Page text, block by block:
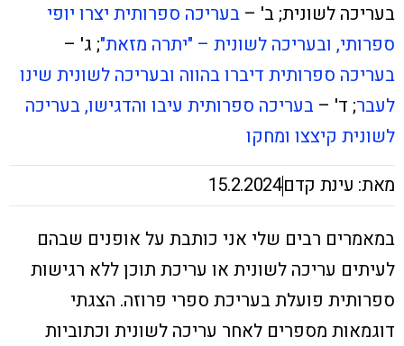
בעריכה לשונית; ב' – בעריכה ספרותית יצרו יופי
ספרותי, ובעריכה לשונית – "יתרה מזאת"; ג' –
בעריכה ספרותית דיברו בהווה ובעריכה לשונית שינו
לעבר; ד' – בעריכה ספרותית עיבו והדגישו, בעריכה
לשונית קיצצו ומחקו
מאת: עינת קדם15.2.2024
במאמרים רבים שלי אני כותבת על אופנים שבהם
לעיתים עריכה לשונית או עריכת תוכן ללא רגישות
ספרותית פועלת בעריכת ספרי פרוזה. הצגתי
דוגמאות מספרים לאחר עריכה לשונית וכתוביות